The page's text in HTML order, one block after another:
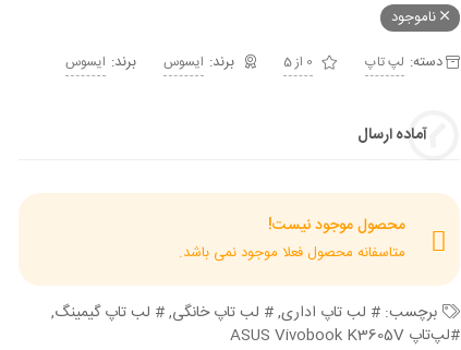
ناموجود
دسته: لپ تاپ 0 از 5 ایسوس برند: ایسوس
آماده ارسال
محصول موجود نیست!
متاسفانه محصول فعلا موجود نمی باشد.
برچسب:# لب تاپ اداری,# لب تاپ خانگی,# لب تاپ گیمینگ,
#لپ‌تاپ ASUS Vivobook K3605V